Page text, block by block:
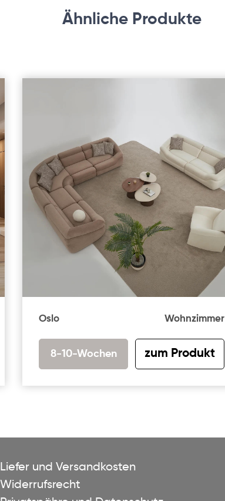
Ähnliche Produkte
Oslo Wohnzimmer
8-10-Wochen zum Produkt
Liefer und Versandkosten
Widerrufsrecht